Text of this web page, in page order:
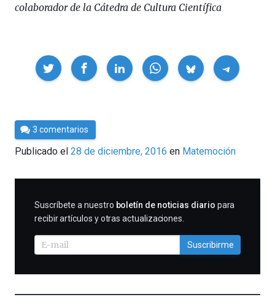
colaborador de la Cátedra de Cultura Científica
Compartir
Por
César
Tomé
3 comentarios
Publicado el 28 de diciembre, 2016 en Matemoción
SUSCRIBIRME
Suscríbete a nuestro boletín de noticias diario para
recibir artículos y otras actualizaciones.
Suscribirme